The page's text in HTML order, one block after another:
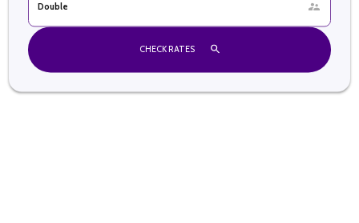
Double
CHECK RATES